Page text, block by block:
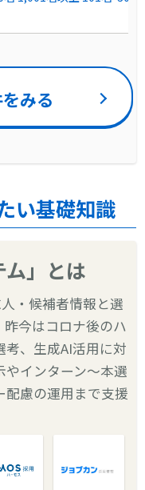
みる
い基礎知識
ム」とは
・候補者情報と選
今はコロナ後のハ
、生成AI活用に対
インターン〜本選
配慮の運用まで支援